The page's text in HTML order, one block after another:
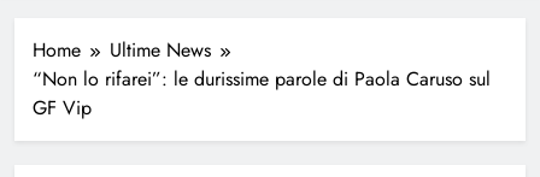
Home
Ultime News
“Non lo rifarei”: le durissime parole di Paola Caruso sul
GF Vip